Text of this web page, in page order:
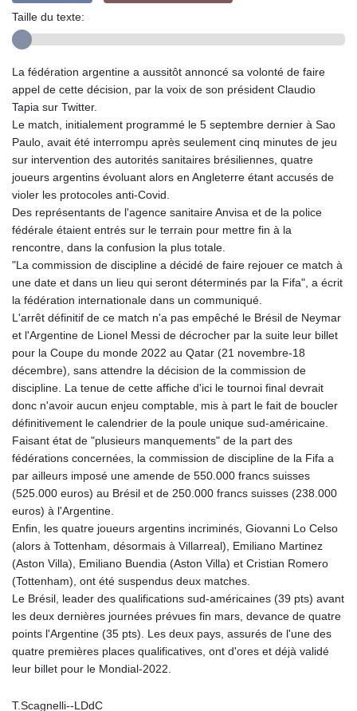
Taille du texte:
La fédération argentine a aussitôt annoncé sa volonté de faire
appel de cette décision, par la voix de son président Claudio
Tapia sur Twitter.
Le match, initialement programmé le 5 septembre dernier à Sao
Paulo, avait été interrompu après seulement cinq minutes de jeu
sur intervention des autorités sanitaires brésiliennes, quatre
joueurs argentins évoluant alors en Angleterre étant accusés de
violer les protocoles anti-Covid.
Des représentants de l'agence sanitaire Anvisa et de la police
fédérale étaient entrés sur le terrain pour mettre fin à la
rencontre, dans la confusion la plus totale.
"La commission de discipline a décidé de faire rejouer ce match à
une date et dans un lieu qui seront déterminés par la Fifa", a écrit
la fédération internationale dans un communiqué.
L'arrêt définitif de ce match n'a pas empêché le Brésil de Neymar
et l'Argentine de Lionel Messi de décrocher par la suite leur billet
pour la Coupe du monde 2022 au Qatar (21 novembre-18
décembre), sans attendre la décision de la commission de
discipline. La tenue de cette affiche d'ici le tournoi final devrait
donc n'avoir aucun enjeu comptable, mis à part le fait de boucler
définitivement le calendrier de la poule unique sud-américaine.
Faisant état de "plusieurs manquements" de la part des
fédérations concernées, la commission de discipline de la Fifa a
par ailleurs imposé une amende de 550.000 francs suisses
(525.000 euros) au Brésil et de 250.000 francs suisses (238.000
euros) à l'Argentine.
Enfin, les quatre joueurs argentins incriminés, Giovanni Lo Celso
(alors à Tottenham, désormais à Villarreal), Emiliano Martinez
(Aston Villa), Emiliano Buendia (Aston Villa) et Cristian Romero
(Tottenham), ont été suspendus deux matches.
Le Brésil, leader des qualifications sud-américaines (39 pts) avant
les deux dernières journées prévues fin mars, devance de quatre
points l'Argentine (35 pts). Les deux pays, assurés de l'une des
quatre premières places qualificatives, ont d'ores et déjà validé
leur billet pour le Mondial-2022.
T.Scagnelli--LDdC